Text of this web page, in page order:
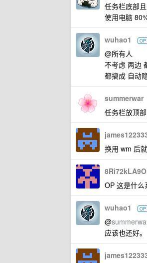
任务栏底部
使用电脑
wuhao1 OP
@所有人
不考虑 两边
都搞成 自动
summerwar
任务栏放顶
换用 wm 后
OP 这是什
wuhao1 OP
@
应该也还好。